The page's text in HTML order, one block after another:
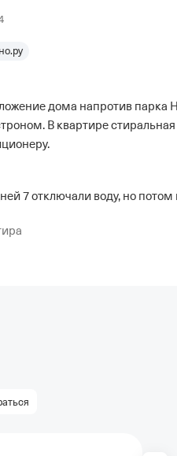
дома напротив парка
В квартире
7 отключали воду, но потом